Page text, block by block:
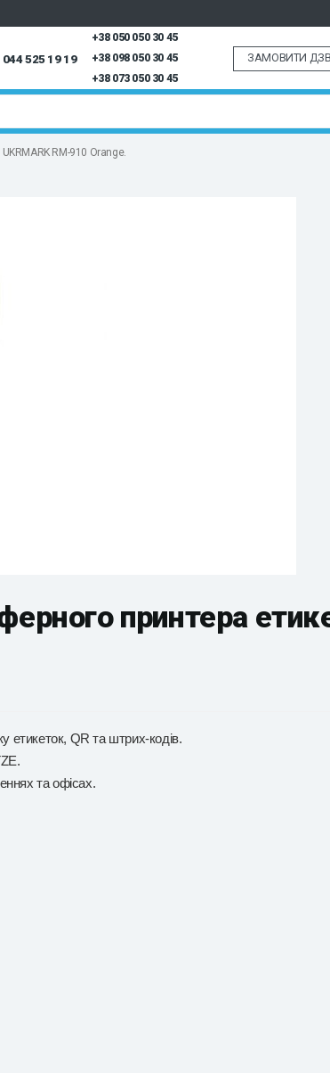
044 525 19 19
+38 050 050 30 45
+38 098 050 30 45
+38 073 050 30 45
ЗАМОВИТИ
RM-910 Orange.
принтера
етикеток, QR та штрих-кодів.
та офісах.